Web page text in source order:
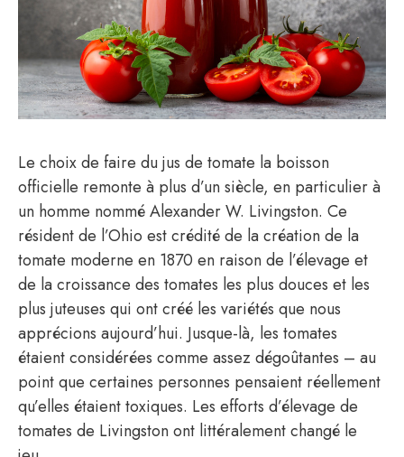
Le choix de faire du jus de tomate la boisson
officielle remonte à plus d’un siècle, en particulier à
un homme nommé Alexander W. Livingston. Ce
résident de l’Ohio est crédité de la création de la
tomate moderne en 1870 en raison de l’élevage et
de la croissance des tomates les plus douces et les
plus juteuses qui ont créé les variétés que nous
apprécions aujourd’hui. Jusque-là, les tomates
étaient considérées comme assez dégoûtantes – au
point que certaines personnes pensaient réellement
qu’elles étaient toxiques. Les efforts d’élevage de
tomates de Livingston ont littéralement changé le